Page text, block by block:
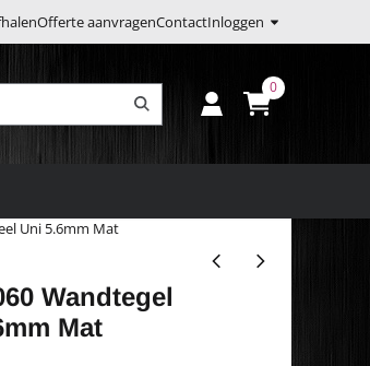
Offerte aanvragenContactInloggen
0
Uni 5.6mm Mat
Wandtegel
Mat